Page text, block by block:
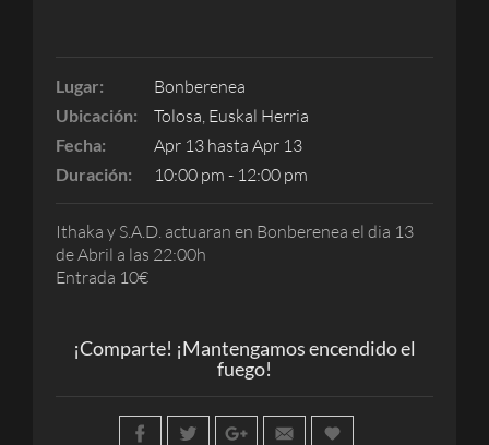
Lugar: Bonberenea
Ubicación: Tolosa, Euskal Herria
Fecha: Apr 13 hasta Apr 13
Duración: 10:00 pm - 12:00 pm
Ithaka y S.A.D. actuaran en Bonberenea el dia 13
de Abril a las 22:00h
Entrada 10€
¡Comparte! ¡Mantengamos encendido el
fuego!